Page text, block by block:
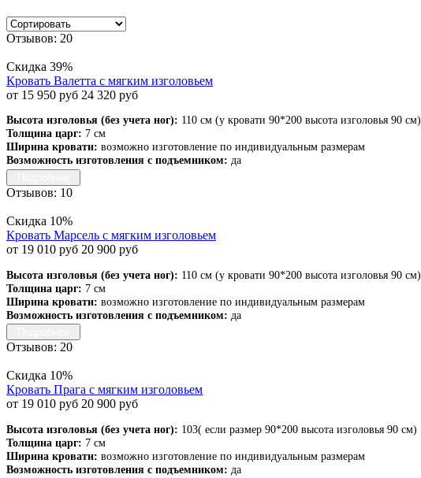
Отзывов: 20
Скидка 39%
Кровать Валетта с мягким изголовьем
от 15 950 руб 24 320 руб
Высота изголовья (без учета ног): 110 см (у кровати 90*200 высота изголовья 90 см)
Толщина царг: 7 см
Ширина кровати: возможно изготовление по индивидуальным размерам
Возможность изготовления с подъемником: да
Отзывов: 10
Скидка 10%
Кровать Марсель с мягким изголовьем
от 19 010 руб 20 900 руб
Высота изголовья (без учета ног): 110 см (у кровати 90*200 высота изголовья 90 см)
Толщина царг: 7 см
Ширина кровати: возможно изготовление по индивидуальным размерам
Возможность изготовления с подъемником: да
Отзывов: 20
Скидка 10%
Кровать Прага с мягким изголовьем
от 19 010 руб 20 900 руб
Высота изголовья (без учета ног): 103( если размер 90*200 высота изголовья 90 см)
Толщина царг: 7 см
Ширина кровати: возможно изготовление по индивидуальным размерам
Возможность изготовления с подъемником: да